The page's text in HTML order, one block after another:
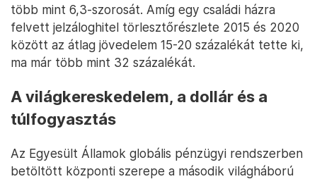
több mint 6,3-szorosát. Amíg egy családi házra
felvett jelzáloghitel törlesztőrészlete 2015 és 2020
között az átlag jövedelem 15-20 százalékát tette ki,
ma már több mint 32 százalékát.
A világkereskedelem, a dollár és a
túlfogyasztás
Az Egyesült Államok globális pénzügyi rendszerben
betöltött központi szerepe a második világháború